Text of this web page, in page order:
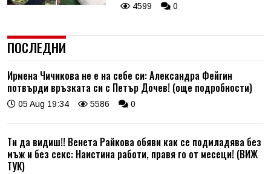
4599 0
ПОСЛЕДНИ
Ирмена Чичикова не е на себе си: Александра Фейгин
потвърди връзката си с Петър Дочев! (още подробности)
05 Aug 19:34 5586 0
Ти да видиш!! Венета Райкова обяви как се подмладява без
мъж и без секс: Наистина работи, правя го от месеци! (ВИЖ
ТУК)